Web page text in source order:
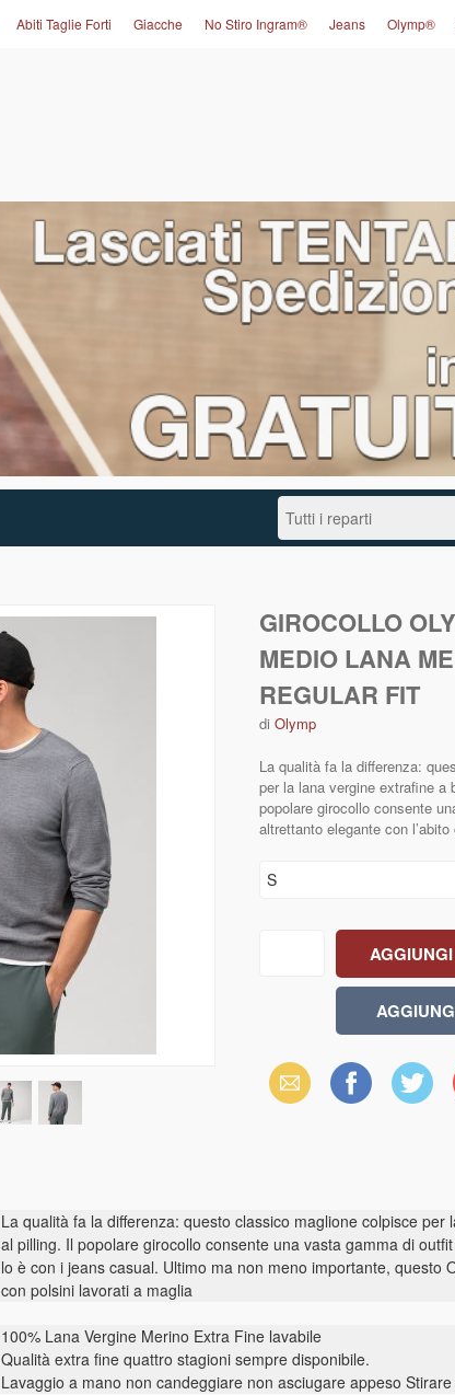
Abiti Taglie Forti Giacche No Stiro Ingram® Jeans Olymp®
GIROCOLLO
MEDIO LANA
REGULAR FIT
di Olymp
La qualità fa la differenza:
per la lana vergine extrafine a
popolare girocollo consente
altrettanto elegante con
Email Facebook X
La qualità fa la differenza: questo classico maglione colpisce
al pilling. Il popolare girocollo consente una vasta gamma di
lo è con i jeans casual. Ultimo ma non meno importante, questo
con polsini lavorati a maglia
100% Lana Vergine Merino Extra Fine lavabile
Qualità extra fine quattro stagioni sempre disponibile.
Lavaggio a mano non candeggiare non asciugare appeso